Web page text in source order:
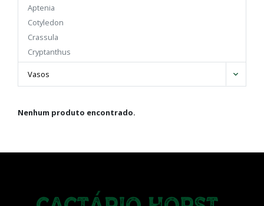
Aptenia
Cotyledon
Crassula
Cryptanthus
Euphorbia
Graptopetalum
Haworthia
Vasos
Nenhum produto encontrado.